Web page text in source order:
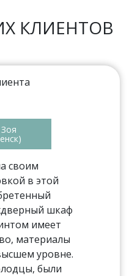
КЛИЕНТОВ
своим
в этой
шкаф
имеет
материалы
уровне.
были